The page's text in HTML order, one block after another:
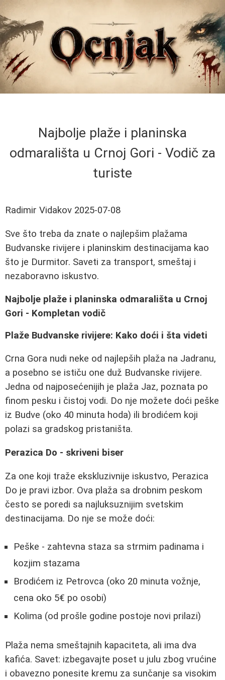
Najbolje plaže i planinska
odmarališta u Crnoj Gori - Vodič za
turiste
Radimir Vidakov 2025-07-08
Sve što treba da znate o najlepšim plažama
Budvanske rivijere i planinskim destinacijama kao
što je Durmitor. Saveti za transport, smeštaj i
nezaboravno iskustvo.
Najbolje plaže i planinska odmarališta u Crnoj
Gori - Kompletan vodič
Plaže Budvanske rivijere: Kako doći i šta videti
Crna Gora nudi neke od najlepših plaža na Jadranu,
a posebno se ističu one duž Budvanske rivijere.
Jedna od najposećenijih je plaža Jaz, poznata po
finom pesku i čistoj vodi. Do nje možete doći peške
iz Budve (oko 40 minuta hoda) ili brodićem koji
polazi sa gradskog pristaništa.
Perazica Do - skriveni biser
Za one koji traže ekskluzivnije iskustvo, Perazica
Do je pravi izbor. Ova plaža sa drobnim peskom
često se poredi sa najluksuznijim svetskim
destinacijama. Do nje se može doći:
Peške - zahtevna staza sa strmim padinama i
kozjim stazama
Brodićem iz Petrovca (oko 20 minuta vožnje,
cena oko 5€ po osobi)
Kolima (od prošle godine postoje novi prilazi)
Plaža nema smeštajnih kapaciteta, ali ima dva
kafića. Savet: izbegavajte poset u julu zbog vrućine
i obavezno ponesite kremu za sunčanje sa visokim